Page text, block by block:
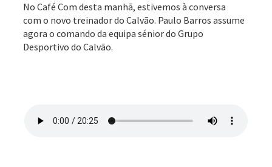
No Café Com desta manhã, estivemos à conversa
com o novo treinador do Calvão. Paulo Barros assume
agora o comando da equipa sénior do Grupo
Desportivo do Calvão.